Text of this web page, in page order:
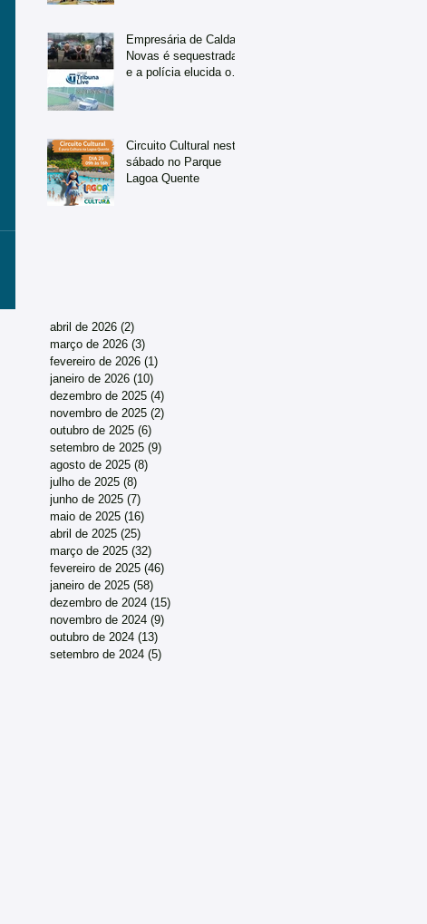
Empresária de Caldas
Novas é sequestrada
e a polícia elucida o
Circuito Cultural neste
sábado no Parque
Lagoa Quente
abril de 2026 (2)
março de 2026 (3)
fevereiro de 2026 (1)
janeiro de 2026 (10)
dezembro de 2025 (4)
novembro de 2025 (2)
outubro de 2025 (6)
setembro de 2025 (9)
agosto de 2025 (8)
julho de 2025 (8)
junho de 2025 (7)
maio de 2025 (16)
abril de 2025 (25)
março de 2025 (32)
fevereiro de 2025 (46)
janeiro de 2025 (58)
dezembro de 2024 (15)
novembro de 2024 (9)
outubro de 2024 (13)
setembro de 2024 (5)